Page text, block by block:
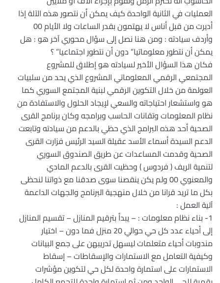
العمليات في الثانية الواحدة كيف يمكن أن نتصور هذه الآلة إذا
أديرت من قبل أناس لا يهتمون بقدر الساعات ولا الأيام 00
وأردف سيادته : ومن هنا نصل إلى سؤال محوري آخر هو : هل
يمكن أن نتطور معلوماتيا” دون أن نتطور اجتماعيا” ؟
فكان هذا السؤال الأخير لسيادته هو إطلاق للمشروع
المجتمعي الرقمي المعلوماتي المشروع الذي يحد من سلبيات
العولمة من خلال التكوين الرقمي لبنية المجتمع السوري كما
هو واستشعار احتياجاته والسعي لإيجاد الحلول والاستفادة من
نظام المعلومات وتقانات الحاسب وبرامجه وكان برنامج القرى
الصحية أحد هذه البرامج الذي حظي بالدعم من سيادته وتابعت
الدعم السيدة أسماء الأسد عقيلة السيد الرئيس فزارت القرى
الصحية وقدمت المساعدات عن طريق الصندوق السوري
لتنمية الريف ( فردوس ) وحظيت القرى بالدعم المادي
والمعنوي 00 ولم يكن ينقصنا سوى صدقنا مع ذواتنا لنحظى
بكل ما تريد قرانا من خلال منهجية البرنامج والجهات الداعمة
آلية العمل :
1- بناء نظام معلومات : – يبدأ بترقيم المنازل – تقسيم المنازل
إلى أحياء عدد كل حي حوالي 20 منزل فما دون – اختيار
مندوبات أحياء متعلمات ليسهل تدريبهن على جمع البيانات
وكيفية التعامل مع الاستمارات والإسقاطات – إسقاط
الاستمارات على استمارة واحدة لكل حي لتكوين مؤشرات